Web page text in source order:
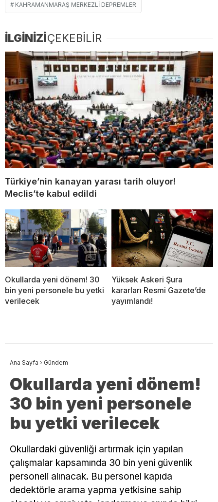
KAHRAMANMARAŞ MERKEZLI DEPREMLER
İLGİNİZİÇEKEBİLİR
Türkiye’nin kanayan yarası tarih oluyor!
Meclis’te kabul edildi
Okullarda yeni dönem! 30
bin yeni personele bu yetki
verilecek
Yüksek Askeri Şura
kararları Resmi Gazete’de
yayımlandı!
Ana Sayfa › Gündem
Okullarda yeni dönem!
30 bin yeni personele
bu yetki verilecek
Okullardaki güvenliği artırmak için yapılan
çalışmalar kapsamında 30 bin yeni güvenlik
personeli alınacak. Bu personel kapıda
dedektörle arama yapma yetkisine sahip